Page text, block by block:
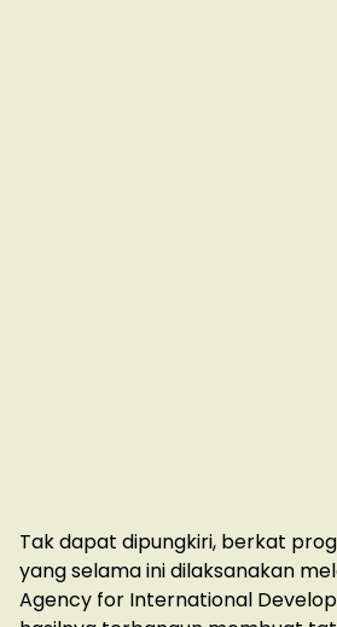
Tak dapat dipungkiri, berkat
yang selama ini dilaksanakan
Agency for International